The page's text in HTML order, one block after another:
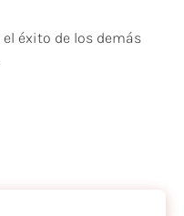
éxito de los demás